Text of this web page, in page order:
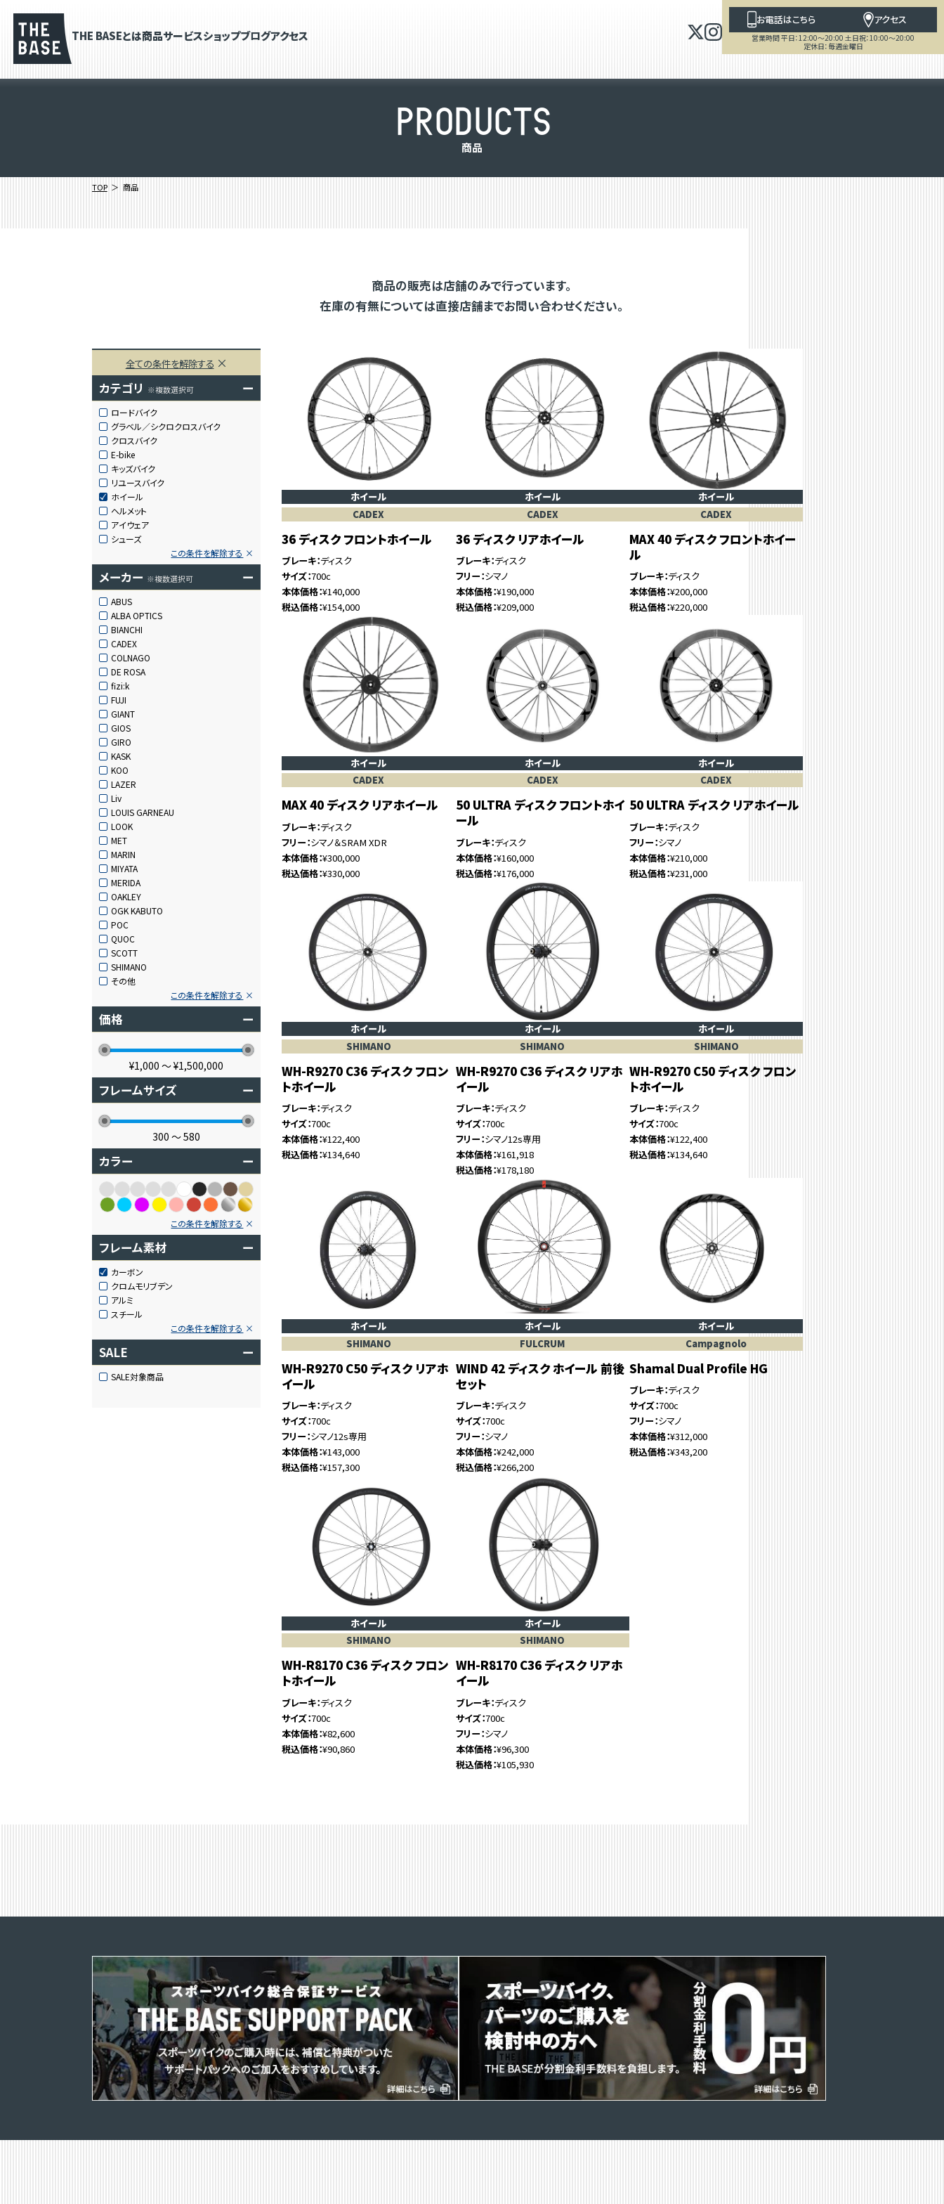
THE BASEとは商品サービスショップブログアクセス
お電話はこちら アクセス
営業時間 平日：12:00～20:00 土日祝：10:00～20:00
定休日：毎週金曜日
PRODUCTS
商品
TOP 商品
商品の販売は店舗のみで行っています。
在庫の有無については直接店舗までお問い合わせください。
全ての条件を解除する
カテゴリ ※複数選択可 ー
ロードバイク
グラベル／シクロクロスバイク
クロスバイク
E-bike
キッズバイク
リユースバイク
ホイール
ヘルメット
アイウェア
シューズ
この条件を解除する
メーカー ※複数選択可 ー
ABUS
ALBA OPTICS
BIANCHI
CADEX
COLNAGO
DE ROSA
fizi:k
FUJI
GIANT
GIOS
GIRO
KASK
KOO
LAZER
Liv
LOUIS GARNEAU
LOOK
MET
MARIN
MIYATA
MERIDA
OAKLEY
OGK KABUTO
POC
QUOC
SCOTT
SHIMANO
その他
この条件を解除する
価格 ー
¥1,000 〜¥1,500,000
フレームサイズ ー
300 〜580
カラー ー
この条件を解除する
フレーム素材 ー
カーボン
クロムモリブデン
アルミ
スチール
この条件を解除する
SALE ー
SALE対象商品
ホイール
CADEX
36 ディスク フロントホイール
ブレーキ ディスク
サイズ 700c
本体価格 ¥140,000
税込価格 ¥154,000
ホイール
CADEX
36 ディスク リアホイール
ブレーキ ディスク
フリー シマノ
本体価格 ¥190,000
税込価格 ¥209,000
ホイール
CADEX
MAX 40 ディスク フロントホイー
ル
ブレーキ ディスク
本体価格 ¥200,000
税込価格 ¥220,000
ホイール
CADEX
MAX 40 ディスク リアホイール
ブレーキ ディスク
フリー シマノ＆SRAM XDR
本体価格 ¥300,000
税込価格 ¥330,000
ホイール
CADEX
50 ULTRA ディスク フロントホイ
ール
ブレーキ ディスク
本体価格 ¥160,000
税込価格 ¥176,000
ホイール
CADEX
50 ULTRA ディスク リアホイール
ブレーキ ディスク
フリー シマノ
本体価格 ¥210,000
税込価格 ¥231,000
ホイール
SHIMANO
WH-R9270 C36 ディスク フロン
トホイール
ブレーキ ディスク
サイズ 700c
本体価格 ¥122,400
税込価格 ¥134,640
ホイール
SHIMANO
WH-R9270 C36 ディスク リアホ
イール
ブレーキ ディスク
サイズ 700c
フリー シマノ12s専用
本体価格 ¥161,918
税込価格 ¥178,180
ホイール
SHIMANO
WH-R9270 C50 ディスク フロン
トホイール
ブレーキ ディスク
サイズ 700c
本体価格 ¥122,400
税込価格 ¥134,640
ホイール
SHIMANO
WH-R9270 C50 ディスク リアホ
イール
ブレーキ ディスク
サイズ 700c
フリー シマノ12s専用
本体価格 ¥143,000
税込価格 ¥157,300
ホイール
FULCRUM
WIND 42 ディスク ホイール 前後
セット
ブレーキ ディスク
サイズ 700c
フリー シマノ
本体価格 ¥242,000
税込価格 ¥266,200
ホイール
Campagnolo
Shamal Dual Profile HG
ブレーキ ディスク
サイズ 700c
フリー シマノ
本体価格 ¥312,000
税込価格 ¥343,200
ホイール
SHIMANO
WH-R8170 C36 ディスク フロン
トホイール
ブレーキ ディスク
サイズ 700c
本体価格 ¥82,600
税込価格 ¥90,860
ホイール
SHIMANO
WH-R8170 C36 ディスク リアホ
イール
ブレーキ ディスク
サイズ 700c
フリー シマノ
本体価格 ¥96,300
税込価格 ¥105,930